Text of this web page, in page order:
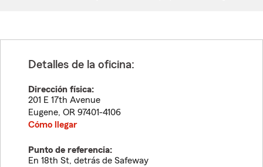
Detalles de la oficina:
Dirección física:
201 E 17th Avenue
Eugene, OR 97401-4106
Cómo llegar
Punto de referencia:
En 18th St, detrás de Safeway